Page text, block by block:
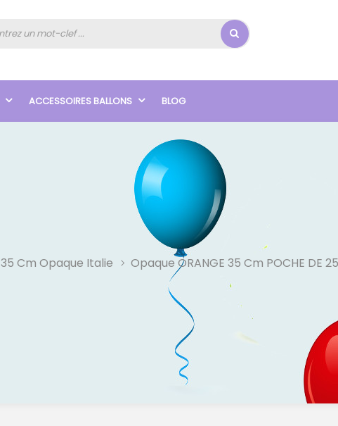
ACCESSOIRES BALLONS BLOG
35 Cm Opaque Italie Opaque ORANGE 35 Cm POCHE DE